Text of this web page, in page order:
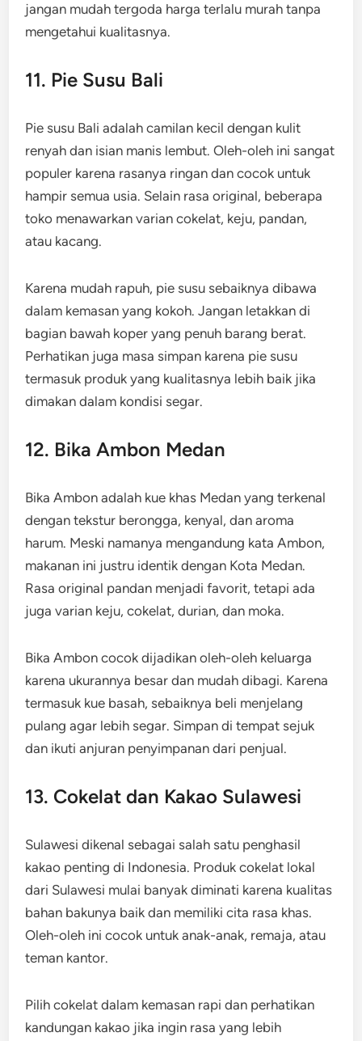
jangan mudah tergoda harga terlalu murah tanpa
mengetahui kualitasnya.
11. Pie Susu Bali
Pie susu Bali adalah camilan kecil dengan kulit
renyah dan isian manis lembut. Oleh-oleh ini sangat
populer karena rasanya ringan dan cocok untuk
hampir semua usia. Selain rasa original, beberapa
toko menawarkan varian cokelat, keju, pandan,
atau kacang.
Karena mudah rapuh, pie susu sebaiknya dibawa
dalam kemasan yang kokoh. Jangan letakkan di
bagian bawah koper yang penuh barang berat.
Perhatikan juga masa simpan karena pie susu
termasuk produk yang kualitasnya lebih baik jika
dimakan dalam kondisi segar.
12. Bika Ambon Medan
Bika Ambon adalah kue khas Medan yang terkenal
dengan tekstur berongga, kenyal, dan aroma
harum. Meski namanya mengandung kata Ambon,
makanan ini justru identik dengan Kota Medan.
Rasa original pandan menjadi favorit, tetapi ada
juga varian keju, cokelat, durian, dan moka.
Bika Ambon cocok dijadikan oleh-oleh keluarga
karena ukurannya besar dan mudah dibagi. Karena
termasuk kue basah, sebaiknya beli menjelang
pulang agar lebih segar. Simpan di tempat sejuk
dan ikuti anjuran penyimpanan dari penjual.
13. Cokelat dan Kakao Sulawesi
Sulawesi dikenal sebagai salah satu penghasil
kakao penting di Indonesia. Produk cokelat lokal
dari Sulawesi mulai banyak diminati karena kualitas
bahan bakunya baik dan memiliki cita rasa khas.
Oleh-oleh ini cocok untuk anak-anak, remaja, atau
teman kantor.
Pilih cokelat dalam kemasan rapi dan perhatikan
kandungan kakao jika ingin rasa yang lebih